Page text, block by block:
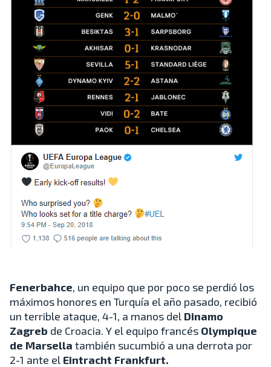
Fenerbahce, un equipo que por poco se perdió los
máximos honores en Turquía el año pasado, recibió
un terrible ataque, 4-1, a manos del Dinamo
Zagreb de Croacia. Y el equipo francés Olympique
de Marsella también sucumbió a una derrota por
2-1 ante el Eintracht Frankfurt.